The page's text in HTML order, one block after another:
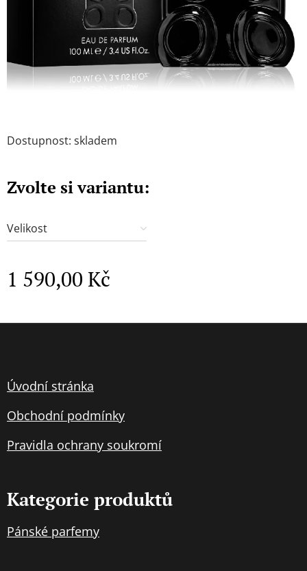
Dostupnost: skladem
Zvolte si variantu:
Velikost
1 590,00 Kč
Úvodní stránka
Obchodní podmínky
Pravidla ochrany soukromí
Kategorie produktů
Pánské parfemy